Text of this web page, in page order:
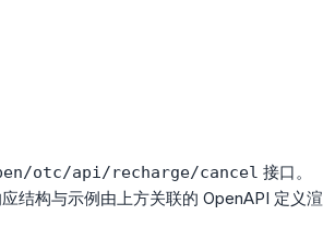
otc/api/recharge/cancel 接口。
结构与示例由上方关联的 OpenAPI 定义渲